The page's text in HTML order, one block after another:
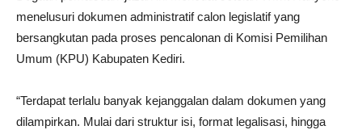
menelusuri dokumen administratif calon legislatif yang
bersangkutan pada proses pencalonan di Komisi Pemilihan
Umum (KPU) Kabupaten Kediri.
“Terdapat terlalu banyak kejanggalan dalam dokumen yang
dilampirkan. Mulai dari struktur isi, format legalisasi, hingga